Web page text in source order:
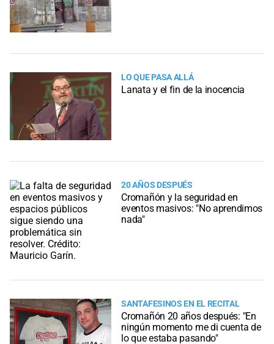
LO QUE PASA ALLÁ
Lanata y el fin de la inocencia
20 AÑOS DESPUÉS
Cromañón y la seguridad en
eventos masivos: "No aprendimos
nada"
SANTAFESINOS EN EL RECITAL
Cromañón 20 años después: "En
ningún momento me di cuenta de
lo que estaba pasando"